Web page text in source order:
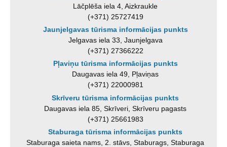
Lāčplēša iela 4, Aizkraukle
(+371) 25727419
Jaunjelgavas tūrisma informācijas punkts
Jelgavas iela 33, Jaunjelgava
(+371) 27366222
Pļaviņu tūrisma informācijas punkts
Daugavas iela 49, Pļaviņas
(+371) 22000981
Skrīveru tūrisma informācijas punkts
Daugavas iela 85, Skrīveri, Skrīveru pagasts
(+371) 25661983
Staburaga tūrisma informācijas punkts
Staburaga saieta nams, 2. stāvs, Staburags, Staburaga